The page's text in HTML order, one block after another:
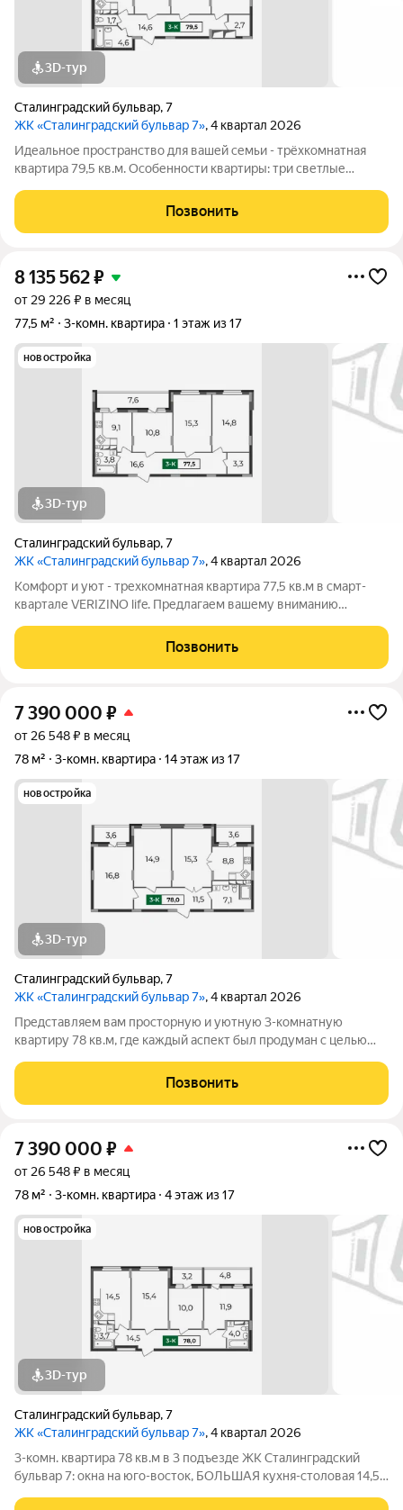
3D-тур
Сталинградский бульвар,7
ЖК «Сталинградский бульвар 7», 4 квартал 2026
Идеальное пространство для вашей семьи - трёхкомнатная
квартира 79,5 кв.м. Особенности квартиры: три светлые
и личного пространства для каждого члена семьи;
гардеробная, обеспечивающая
Позвонить
8 135 562₽
от 29 226 ₽ в месяц
77,5 м²
3-комн. квартира 1 этаж из 17
новостройка
3D-тур
Сталинградский бульвар,7
ЖК «Сталинградский бульвар 7», 4 квартал 2026
Комфорт и уют - трехкомнатная квартира 77,5 кв.м в смарт-
квартале VERIZINO life. Предлагаем вашему вниманию
кв.м, идеально подходящую для комфортного проживания.
Позвонить
7 390 000 ₽
от 26 548 ₽ в месяц
78 м²
3-комн. квартира 14 этаж из 17
новостройка
3D-тур
Сталинградский бульвар,7
ЖК «Сталинградский бульвар 7», 4 квартал 2026
Представляем вам просторную и уютную 3-комнатную
квартиру 78 кв.м, где каждый аспект был продуман с целью
спроектирована так, чтобы максимально эффективно
использовать пространство и придать
Позвонить
7 390 000 ₽
от 26 548 ₽ в месяц
78 м²
3-комн. квартира 4 этаж из 17
новостройка
3D-тур
Сталинградский бульвар,7
ЖК «Сталинградский бульвар 7», 4 квартал 2026
3-комн. квартира 78 кв.м в 3 подъезде ЖК Сталинградский
бульвар 7: окна на юго-восток, БОЛЬШАЯ кухня-столовая 14,5